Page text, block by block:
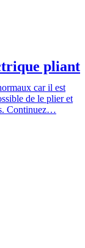
pliant
car il est
de le plier et
Continuez…